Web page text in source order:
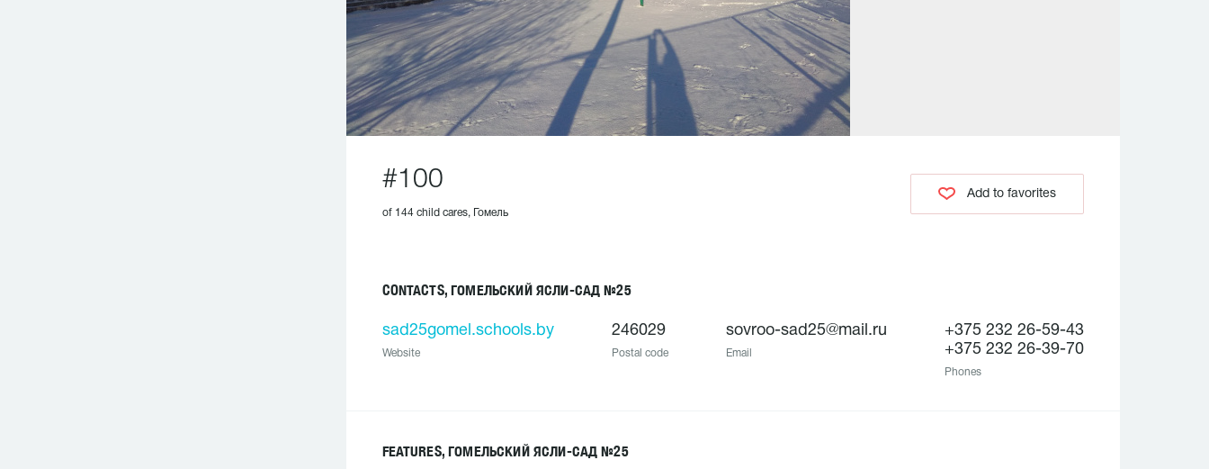
#100
of 144 child cares, Гомель
Add to favorites
CONTACTS, ГОМЕЛЬСКИЙ ЯСЛИ-САД №25
sad25gomel.schools.by
Website
246029
Postal code
sovroo-sad25@mail.ru
Email
+375 232 26-59-43
+375 232 26-39-70
Phones
FEATURES, ГОМЕЛЬСКИЙ ЯСЛИ-САД №25